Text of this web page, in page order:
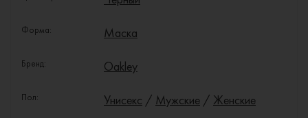
Форма: Маска
Бренд: Oakley
Пол: Унисекс / Мужские / Женские